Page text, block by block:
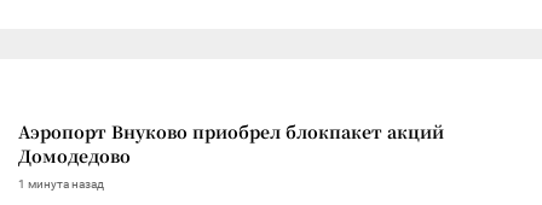
Аэропорт Внуково приобрел блокпакет акций
Домодедово
1 минута назад